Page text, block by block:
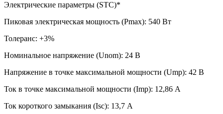
Электрические параметры (STC)*
Пиковая электрическая мощность (Pmax): 540 Вт
Толеранс: +3%
Номинальное напряжение (Unom): 24 В
Напряжение в точке максимальной мощности (Ump): 42 В
Ток в точке максимальной мощности (Imp): 12,86 А
Ток короткого замыкания (Isc): 13,7 А